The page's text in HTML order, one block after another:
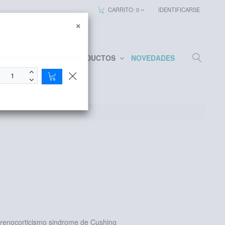
CARRITO: 0 IDENTIFICARSE
PRODUCTOS NOVEDADES
×
sindrome de Cushing